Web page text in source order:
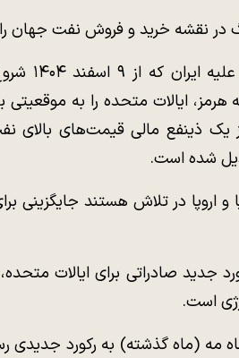
در نقشه خرید و فروش نفت جهان
الجزیره
ایالات متحده را به موقعیتی
یک ذینفع مالی قیمت‌های بالای
شده است.
و اروپا در تلاش هستند جایگزینی
جدید صادراتی برای ایالات
است.
مه (ماه گذشته) به رکورد جدیدی